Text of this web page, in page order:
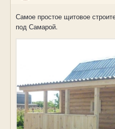
Самое простое щитовое
под Самарой.